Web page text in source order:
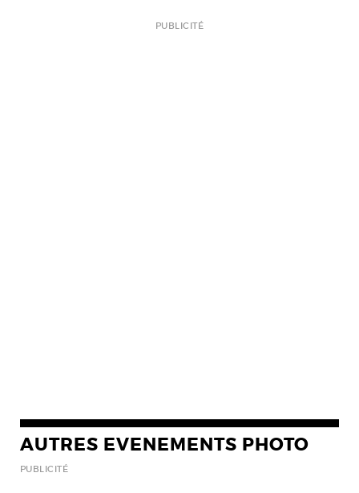
PUBLICITÉ
AUTRES EVENEMENTS PHOTO
PUBLICITÉ